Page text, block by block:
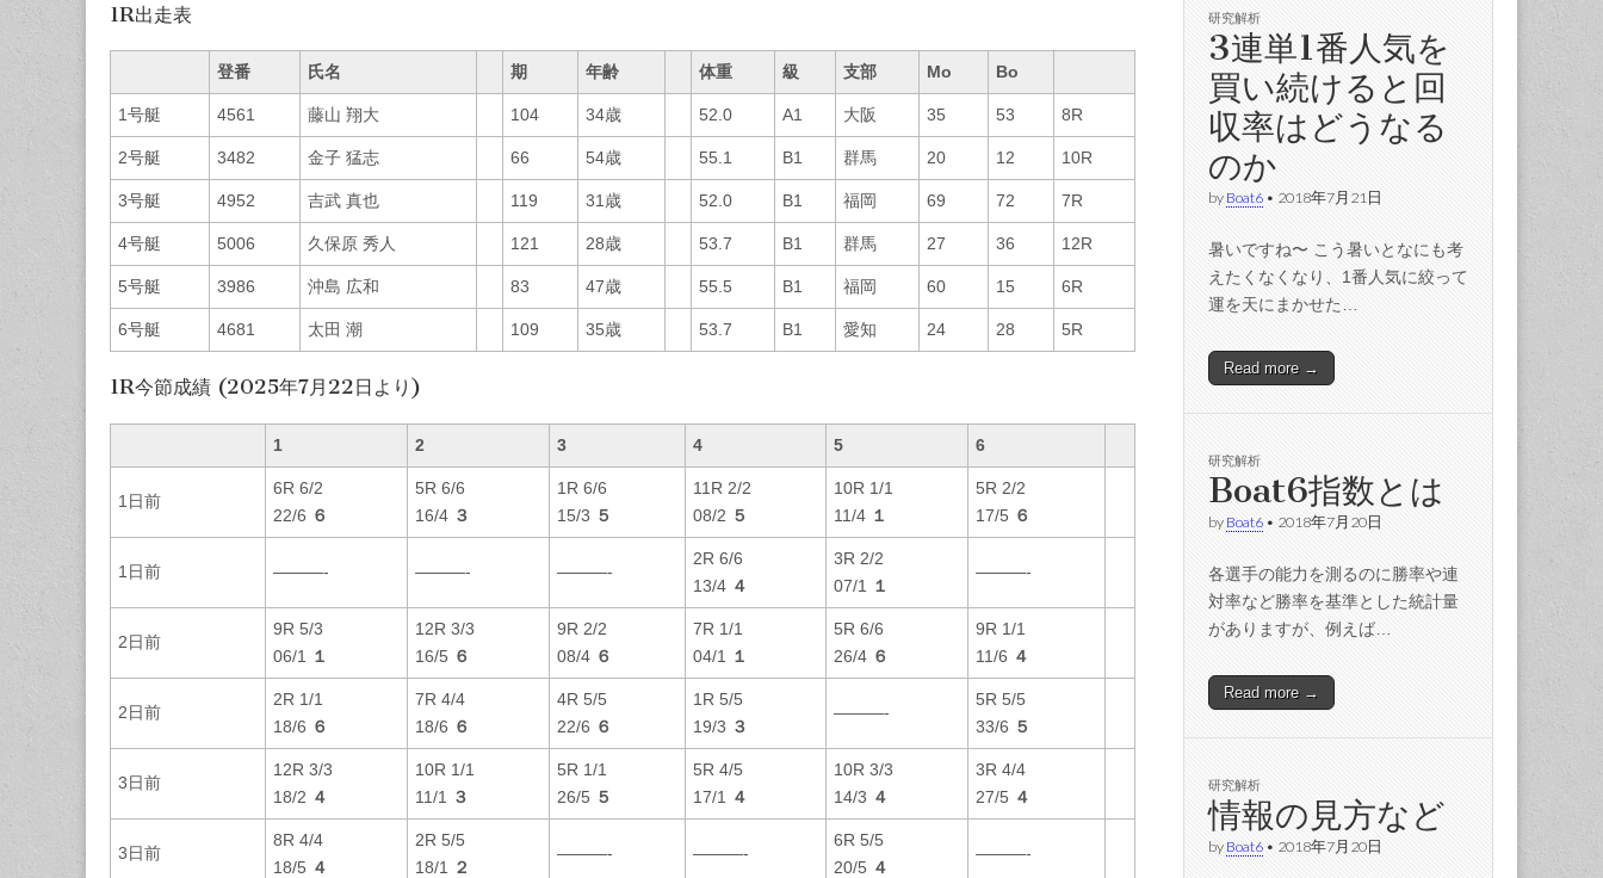
1R出走表
登番 氏名 期 年齢 体重 級 支部 Mo Bo
1号艇 4561 藤山 翔大 104 34歳 52.0 A1 大阪 35 53 8R
2号艇 3482 金子 猛志 66 54歳 55.1 B1 群馬 20 12 10R
3号艇 4952 吉武 真也 119 31歳 52.0 B1 福岡 69 72 7R
4号艇 5006 久保原 秀人 121 28歳 53.7 B1 群馬 27 36 12R
5号艇 3986 沖島 広和 83 47歳 55.5 B1 福岡 60 15 6R
6号艇 4681 太田 潮 109 35歳 53.7 B1 愛知 24 28 5R
1R今節成績 (2025年7月22日より)
1 2 3 4 5 6
1日前
6R 6/2
22/6 ６
5R 6/6
16/4 ３
1R 6/6
15/3 ５
11R 2/2
08/2 ５
10R 1/1
11/4 １
5R 2/2
17/5 ６
1日前 ———- ———- ———-
2R 6/6
13/4 ４
3R 2/2
07/1
１
———-
2日前
9R 5/3
06/1
１
12R 3/3
16/5 ６
9R 2/2
08/4 ６
7R 1/1
04/1
１
5R 6/6
26/4 ６
9R 1/1
11/6 ４
2日前
2R 1/1
18/6 ６
7R 4/4
18/6 ６
4R 5/5
22/6 ６
1R 5/5
19/3 ３
———-
5R 5/5
33/6 ５
3日前
12R 3/3
18/2 ４
10R 1/1
11/1
３
5R 1/1
26/5 ５
5R 4/5
17/1
４
10R 3/3
14/3 ４
3R 4/4
27/5 ４
3日前
8R 4/4
18/5 ４
2R 5/5
18/1
２
———- ———-
6R 5/5
20/5 ４
———-
研究解析
3連単1番人気を
買い続けると回
収率はどうなる
のか
by Boat6 • 2018年7月21日
暑いですね〜 こう暑いとなにも考
えたくなくなり、1番人気に絞って
運を天にまかせた…
Read more →
研究解析
Boat6指数とは
by Boat6 • 2018年7月20日
各選手の能力を測るのに勝率や連
対率など勝率を基準とした統計量
がありますが、例えば…
Read more →
研究解析
情報の見方など
by Boat6 • 2018年7月20日